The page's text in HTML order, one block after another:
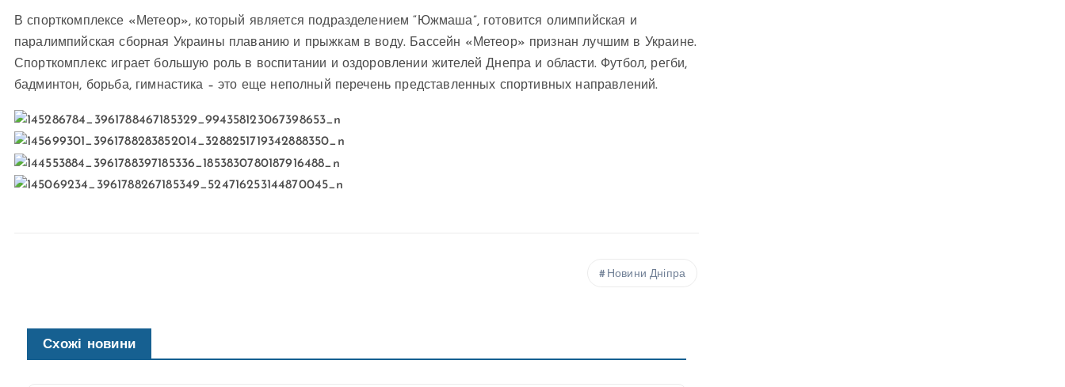
В спорткомплексе «Метеор», который является подразделением “Южмаша”, готовится олимпийская и
паралимпийская сборная Украины плаванию и прыжкам в воду. Бассейн «Метеор» признан лучшим в Украине.
Спорткомплекс играет большую роль в воспитании и оздоровлении жителей Днепра и области. Футбол, регби,
бадминтон, борьба, гимнастика – это еще неполный перечень представленных спортивных направлений.
Новини Дніпра
Схожі новини